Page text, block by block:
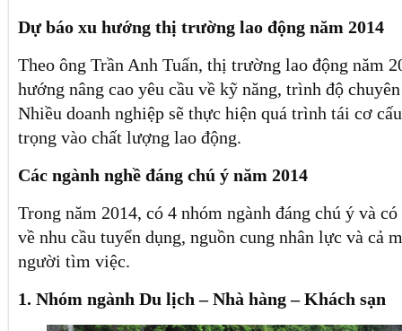
Dự báo xu hướng thị trường lao động năm 2014
Theo ông Trần Anh Tuấn, thị trường lao động năm
hướng nâng cao yêu cầu về kỹ năng, trình độ
Nhiều doanh nghiệp sẽ thực hiện quá trình tái cơ
trọng vào chất lượng lao động.
Các ngành nghề đáng chú ý năm 2014
Trong năm 2014, có 4 nhóm ngành đáng chú ý và
về nhu cầu tuyển dụng, nguồn cung nhân lực và cả
người tìm việc.
1. Nhóm ngành Du lịch – Nhà hàng – Khách sạn